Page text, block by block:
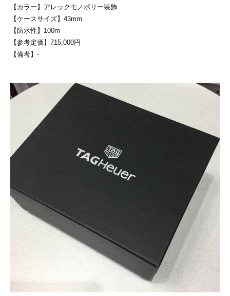
【カラー】アレックモノポリー装飾
【ケースサイズ】43mm
【防水性】100m
【参考定価】715,000円
【備考】-